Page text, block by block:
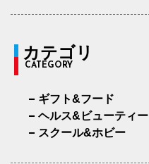
カテゴリ
CATEGORY
ギフト&フード
ヘルス&ビューティー
スクール&ホビー